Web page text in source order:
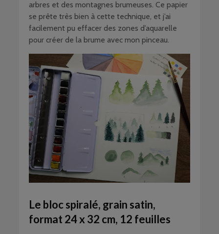
arbres et des montagnes brumeuses. Ce papier
se prête très bien à cette technique, et j’ai
facilement pu effacer des zones d’aquarelle
pour créer de la brume avec mon pinceau.
Le bloc spiralé, grain satin,
format 24 x 32 cm, 12 feuilles